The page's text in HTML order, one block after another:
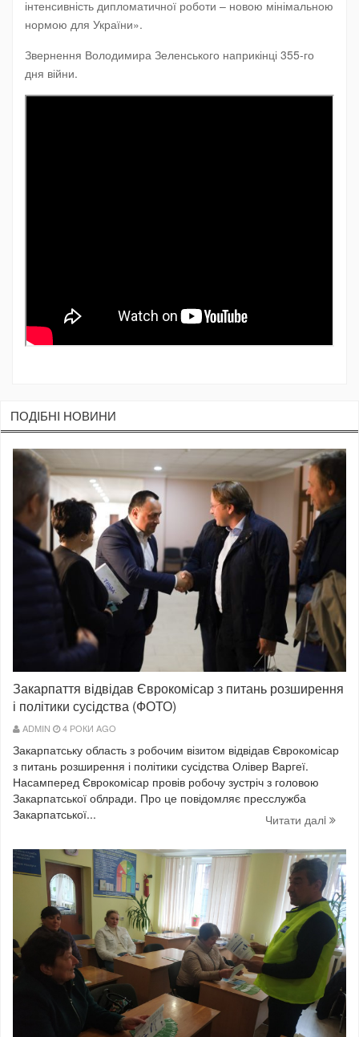
інтенсивність дипломатичної роботи – новою мінімальною
нормою для України».
Звернення Володимира Зеленського наприкінці 355-го
дня війни.
ПОДIБНI НОВИНИ
Закарпаття відвідав Єврокомісар з питань розширення
і політики сусідства (ФОТО)
ADMIN 4 РОКИ AGO
Закарпатську область з робочим візитом відвідав Єврокомісар
з питань розширення і політики сусідства Олівер Варгеї.
Насамперед Єврокомісар провів робочу зустріч з головою
Закарпатської облради. Про це повідомляє пресслужба
Закарпатської...
Читати далi